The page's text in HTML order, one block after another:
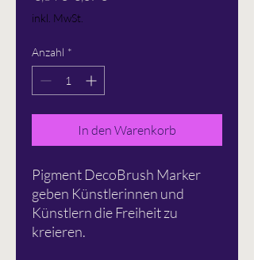
inkl. MwSt.
Anzahl *
In den Warenkorb
Pigment DecoBrush Marker
geben Künstlerinnen und
Künstlern die Freiheit zu
kreieren.